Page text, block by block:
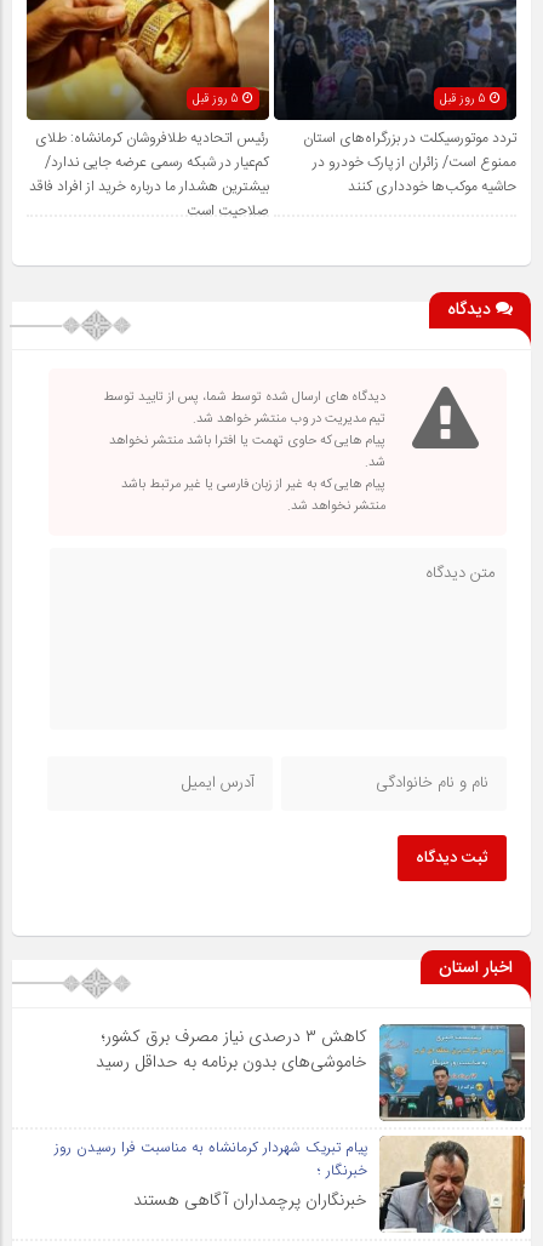
تردد موتورسیکلت در بزرگراه‌های استان
ممنوع است/ زائران از پارک خودرو در
حاشیه موکب‌ها خودداری کنند
رئیس اتحادیه طلافروشان کرمانشاه: طلای
کم‌عیار در شبکه رسمی عرضه جایی ندارد/
بیشترین هشدار ما درباره خرید از افراد فاقد
صلاحیت است
دیدگاه
دیدگاه های ارسال شده توسط شما، پس از تایید توسط
تیم مدیریت در وب منتشر خواهد شد.
پیام هایی که حاوی تهمت یا افترا باشد منتشر نخواهد
شد.
پیام هایی که به غیر از زبان فارسی یا غیر مرتبط باشد
منتشر نخواهد شد.
ثبت دیدگاه
اخبار استان
کاهش ۳ درصدی نیاز مصرف برق کشور؛
خاموشی‌های بدون برنامه به حداقل رسید
پیام تبریک شهردار کرمانشاه به مناسبت فرا رسیدن روز
خبرنگار ؛
خبرنگاران پرچمداران آگاهی هستند